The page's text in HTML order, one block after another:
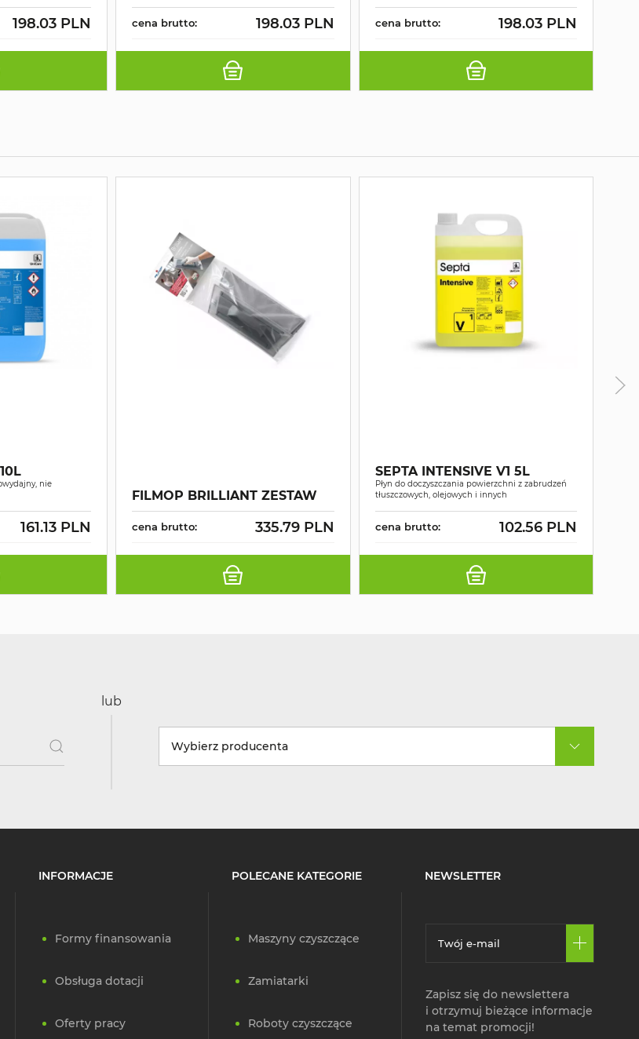
198.03 PLN cena brutto: 198.03 PLN cena brutto: 198.03 PLN
nie
161.13 PLN
FILMOP BRILLIANT ZESTAW
cena brutto: 335.79 PLN
SEPTA INTENSIVE V1 5L
Płyn do doczyszczania powierzchni z zabrudzeń
tłuszczowych, olejowych i innych
cena brutto: 102.56 PLN
lub
Wybierz producenta
INFORMACJE
Formy finansowania
Obsługa dotacji
Oferty pracy
POLECANE KATEGORIE
Maszyny czyszczące
Zamiatarki
Roboty czyszczące
NEWSLETTER
Zapisz się do newslettera
i otrzymuj bieżące informacje
na temat promocji!